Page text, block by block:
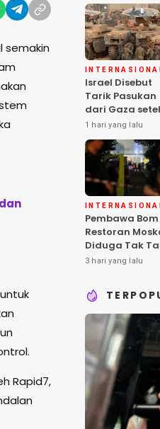
semakin
Rapid7,
Israel Disebut
Tarik Pasukan
dari Gaza
Hamas Selesai
Serahkan
1 hari yang lalu
Pembawa Bom
Restoran
Diduga Tak
Isi Paket, 2
3 hari yang lalu